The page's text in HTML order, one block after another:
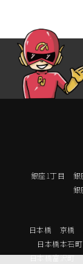
銀座1丁目 銀
銀
日本橋 京橋
日本橋本石町
日本橋富沢町